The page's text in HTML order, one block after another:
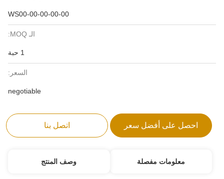
WS00-00-00-00-00
الـ MOQ:
1 حبة
السعر:
negotiable
احصل على أفضل سعر اتصل بنا
معلومات مفصلة وصف المنتج